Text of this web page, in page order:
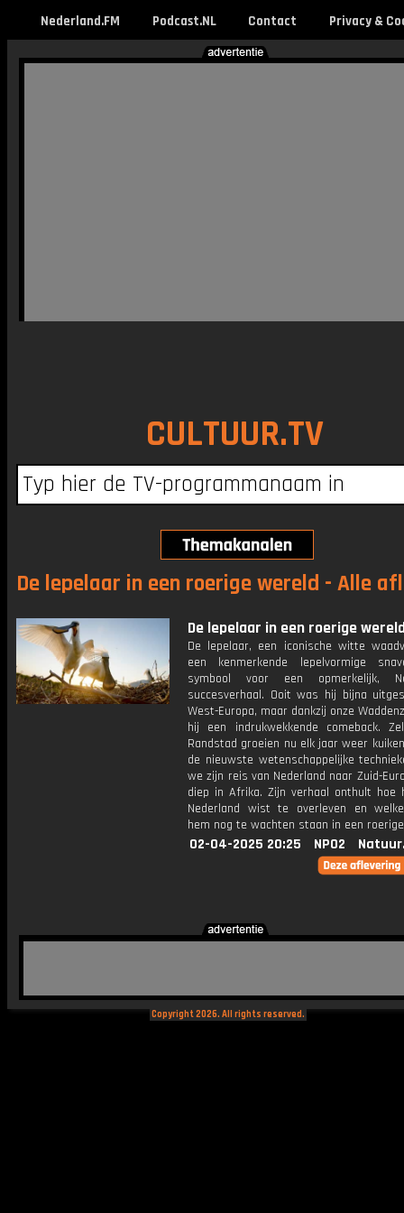
Nederland.FM Podcast.NL Contact Privacy &
CULTUUR.TV
De lepelaar in een roerige wereld - Alle
De lepelaar in een roerige
De lepelaar, een iconische witte
een kenmerkende lepelvormige
symbool voor een opmerkelijk,
succesverhaal. Ooit was hij bijna
West-Europa, maar dankzij onze
hij een indrukwekkende comeback.
Randstad groeien nu elk jaar weer
de nieuwste wetenschappelijke
we zijn reis van Nederland naar Zuid-
diep in Afrika. Zijn verhaal onthult hoe
Nederland wist te overleven en
hem nog te wachten staan in een
02-04-2025 20:25 NPO2
Copyright 2026. All rights reserved.